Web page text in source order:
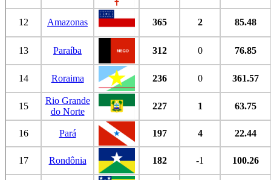
12 Amazonas 365 2 85.48
13 Paraíba 312 0 76.85
14 Roraima 236 0 361.57
15
Rio Grande
do Norte
227 1 63.75
16 Pará 197 4 22.44
17 Rondônia 182 -1 100.26